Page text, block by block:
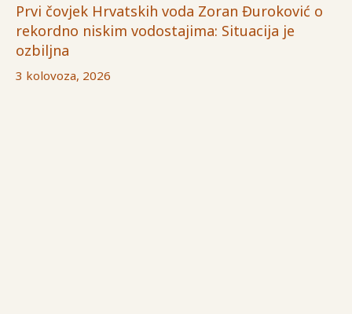
Prvi čovjek Hrvatskih voda Zoran Đuroković o
rekordno niskim vodostajima: Situacija je
ozbiljna
3 kolovoza, 2026